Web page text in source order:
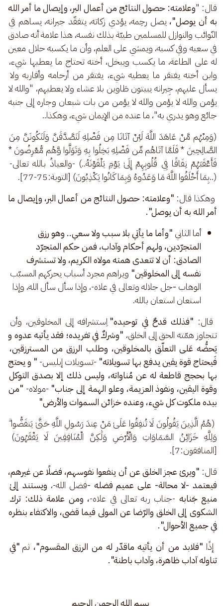
قال: "وعلامته: حصول النتائج من أعمال البر، وإيصال ما أمر الله
به أن يوصل"، يصل رحِمه، يؤدي زكاته، يتفقّد جيرانه، يساهم في
النّوائب والنوازل للمسلمين طيبّة بذلك نفسه، هذا علامة أنه صادق
في سعيه وفي كسبه، ويمشي على العلم، وأن ما يكسبه حلال معين
له على الطاعة، ما يكسب ويبخل، أخته تحتاج ما يعطيها شيء،
وابن أخته يفتقر ما يعطيه شيء، يفتقر من أرحامه وأقاربه ولا
يسأل عليهم، جِيرانه يبيتون طَاوين بلا عشاء ولا يعطيهم، "والله لا
يؤمن والله لا يؤمن والله لا يؤمن من بات شبعان وجاره إلى جنبه
جائع وهو يدري به"، ما عنده من الإيمان شيء، وهكذا..
(وَمِنْهُم مَّنْ عَاهَدَ اللَّهَ لَئِنْ آتَانَا مِن فَضْلِهِ لَنَصَّدَّقَنَّ وَلَنَكُونَنَّ مِنَ
الصَّالِحِينَ * فَلَمَّا آتَاهُم مِّن فَضْلِهِ بَخِلُوا بِهِ وَتَوَلَّوا وَّهُم مُّعْرِضُونَ *
فَأَعْقَبَهُمْ نِفَاقًا فِي قُلُوبِهِمْ إِلَىٰ يَوْمِ يَلْقَوْنَهُ..) -والعياذُ بالله تعالى-
(..بِمَا أَخْلَفُوا اللَّهَ مَا وَعَدُوهُ وَبِمَا كَانُوا يَكْذِبُونَ) [التوبة:75-77].
وهكذا قال: "وعلامته: حصول النتائج من أعمال البر، وإيصال ما
أمر الله به أن يوصل".
أما الثاني "وأما ما يأتي بلا سبب ولا سعي.. وهو رزق
المتجرّدين، ولهم أحكام وآداب، فمن حكم المتجرّد
الصادق: أن لا تتعدى همته مولاه الكريم، ولا تستشرف
نفسه إلى المخلوقين" ويراهم مجرد أسباب يحركهم المسبّب
الوهاب -جل جلاله وتعالى في علاه-، وإذا سأل سأل الله، وإذا
استعان استعان بالله.
قال: "فذلك قدحٌ في توحيده" اِستشرافه إلى المخلوقين، وأن
تتجاوز همّته الحق إلى الخلق، "وشركٌ في تفريده؛ فقد يأتيه عدوه و
يَحضُّه عَلى التعلّق بالمخلوقين، وطلب الرزق من المسترزقين،
فَيحتاج قوة يقين يدفع بها تسويلاته" -تسويلات إبليس- " و يحتج
بها بحجج قاطعة له عن مُناواته، وليس ذلك إلا بصدق التوكل
وقوة اليقين، ونفوذ العزيمة، وعلو الهمة إلى جناب" -مولاه- "من
بيده ملكوت كل شيء، وعنده خزائن السموات والأرض"
(هُمُ الَّذِينَ يَقُولُونَ لَا تُنفِقُوا عَلَىٰ مَنْ عِندَ رَسُولِ اللَّهِ حَتَّىٰ يَنفَضُّوا ۗ
وَلِلَّهِ خَزَائِنُ السَّمَاوَاتِ وَالْأَرْضِ وَلَٰكِنَّ الْمُنَافِقِينَ لَا يَفْقَهُونَ)
[المنافقون:7].
قال: "ويرىٰ عجز الخلق عن أن ينفعوا نفوسهم، فضلًا عن غيرهم،
فيعتمد -لا محالة- على عميم فضله -فضل الله-، ويستند إلىٰ
منيع جَنابه -جناب ربه تعالى في علاه-، ومن علامة ذلك: ترك
الشكوى إلى الخلق والرّضا عن المولى فيما قضى، والاكتفاء بنظره
في جميع الأحوال".
إذًا "فلابد من أن يأتيه ماقدّر له من الرزق المقسوم"، ثم "في
تناوله آداب ظاهرة، وآداب باطنة".
بسم الله الرحمن الرحيم